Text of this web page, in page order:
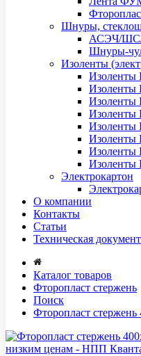
Шнуры,
АСЭЧ/
Шнуры-
Изоленты
Изоленты
Изоленты
Электрокартон
О компании
Контакты
Статьи
Техническая
Каталог товаров
Фторопласт стержень
Поиск
Фторопласт